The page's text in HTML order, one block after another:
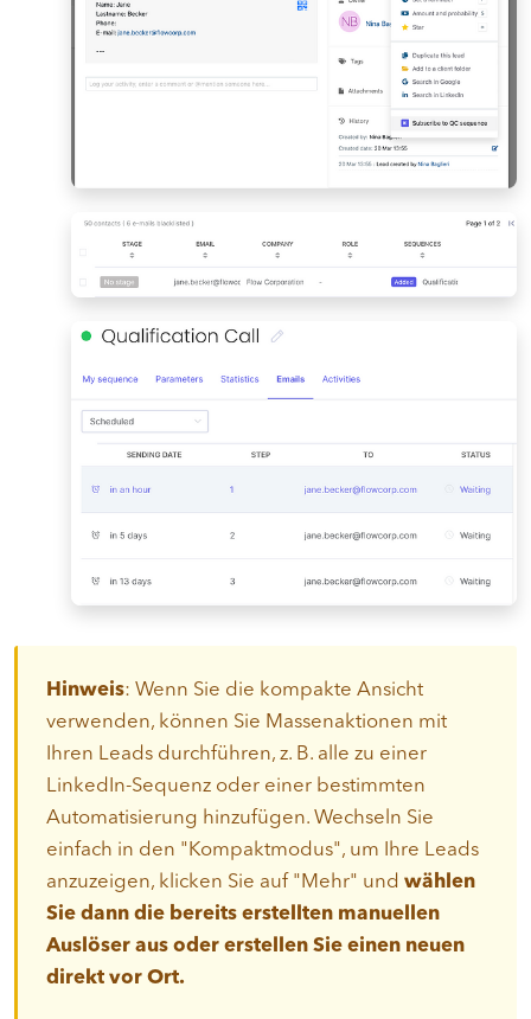
Hinweis: Wenn Sie die kompakte Ansicht
verwenden, können Sie Massenaktionen mit
Ihren Leads durchführen, z. B. alle zu einer
LinkedIn-Sequenz oder einer bestimmten
Automatisierung hinzufügen. Wechseln Sie
einfach in den "Kompaktmodus", um Ihre Leads
anzuzeigen, klicken Sie auf "Mehr" und wählen
Sie dann die bereits erstellten manuellen
Auslöser aus oder erstellen Sie einen neuen
direkt vor Ort.